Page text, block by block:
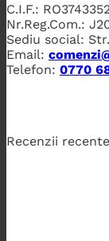
C.I.F.:
Nr.Reg.Com.:
Sediu social:
Email:
Telefon: 0770
Recenzii recente